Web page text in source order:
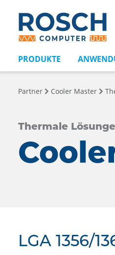
PRODUKTE
Partner Cooler Master
Thermale
LGA 1356/